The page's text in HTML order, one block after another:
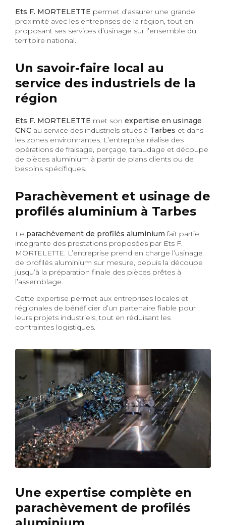
Ets F. MORTELETTE permet d’assurer une grande
proximité avec les entreprises de la région, tout en
proposant ses services d’usinage sur l’ensemble du
territoire national.
Un savoir-faire local au
service des industriels de la
région
Ets F. MORTELETTE met son expertise en usinage
CNC au service des industriels situés à Tarbes et dans
les zones environnantes. L’entreprise réalise des
opérations de fraisage, perçage, taraudage et découpe
de pièces aluminium à partir de plans clients ou de
besoins spécifiques.
Parachèvement et usinage de
profilés aluminium à Tarbes
Le parachèvement de profilés aluminium fait partie
intégrante des prestations proposées par Ets F.
MORTELETTE. L’entreprise prend en charge l’usinage
de profilés aluminium sur mesure, depuis la découpe
jusqu’à la préparation finale des pièces prêtes à
l’assemblage.
Cette expertise permet aux entreprises locales et
régionales de bénéficier d’un partenaire fiable pour
leurs projets industriels, tout en réduisant les
contraintes logistiques.
Une expertise complète en
parachèvement de profilés